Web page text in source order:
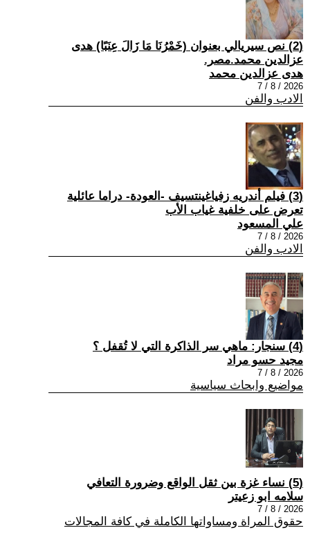
(2) نص سيريالي بعنوان (خَمْرُنَا مَا زَالَ عِنَبًا) هدى
عزالدين محمد.مصر.
هدى عزالدين محمد
2026 / 8 / 7
الادب والفن
(3) فيلم أندريه زفياغينتسيف -العودة- دراما عائلية
تعرض على خلفية غياب الأب
علي المسعود
2026 / 8 / 7
الادب والفن
(4) سنجار: ماهي سر الذاكرة التي لا تُقفل ؟
مجيد حسو مراد
2026 / 8 / 7
مواضيع وابحاث سياسية
(5) نساء غزة بين ثقل الواقع وضرورة التعافي
سلامه ابو زعيتر
2026 / 8 / 7
حقوق المراة ومساواتها الكاملة في كافة المجالات